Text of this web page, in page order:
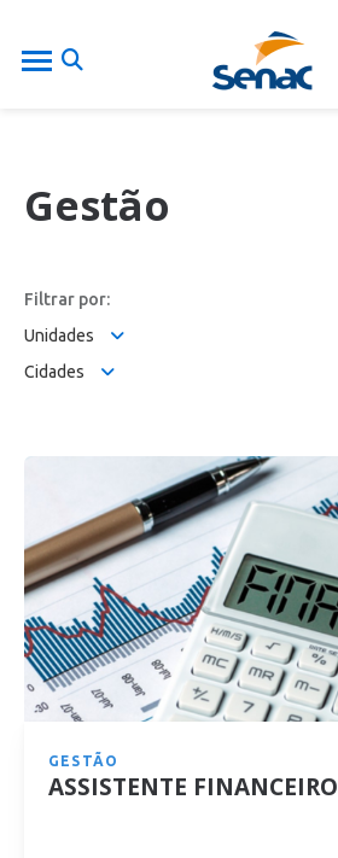
Gestão
Filtrar por:
Unidades
Cidades
GESTÃO
ASSISTENTE FINANCEIRO